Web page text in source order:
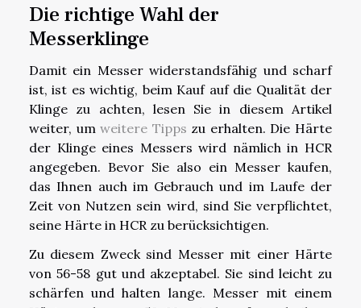
Die richtige Wahl der
Messerklinge
Damit ein Messer widerstandsfähig und scharf
ist, ist es wichtig, beim Kauf auf die Qualität der
Klinge zu achten, lesen Sie in diesem Artikel
weiter, umweitere Tipps zu erhalten. Die Härte
der Klinge eines Messers wird nämlich in HCR
angegeben. Bevor Sie also ein Messer kaufen,
das Ihnen auch im Gebrauch und im Laufe der
Zeit von Nutzen sein wird, sind Sie verpflichtet,
seine Härte in HCR zu berücksichtigen.
Zu diesem Zweck sind Messer mit einer Härte
von 56-58 gut und akzeptabel. Sie sind leicht zu
schärfen und halten lange. Messer mit einem